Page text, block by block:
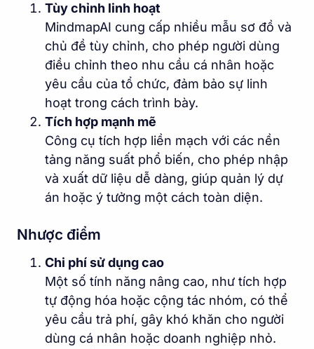
Tùy chỉnh linh hoạt
MindmapAI cung cấp nhiều mẫu sơ đồ và
chủ đề tùy chỉnh, cho phép người dùng
điều chỉnh theo nhu cầu cá nhân hoặc
yêu cầu của tổ chức, đảm bảo sự linh
hoạt trong cách trình bày.
Tích hợp mạnh mẽ
Công cụ tích hợp liền mạch với các nền
tảng năng suất phổ biến, cho phép nhập
và xuất dữ liệu dễ dàng, giúp quản lý dự
án hoặc ý tưởng một cách toàn diện.
Nhược điểm
Chi phí sử dụng cao
Một số tính năng nâng cao, như tích hợp
tự động hóa hoặc cộng tác nhóm, có thể
yêu cầu trả phí, gây khó khăn cho người
dùng cá nhân hoặc doanh nghiệp nhỏ.